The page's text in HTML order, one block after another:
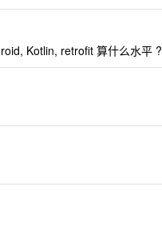
Kotlin, retrofit 算什么水平 ?